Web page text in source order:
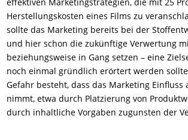
Herstellungskosten eines Films zu
sollte das Marketing bereits bei der
und hier schon die zukünftige Verwertung
beziehungsweise in Gang setzen – eine
noch einmal gründlich erörtert werden
Gefahr besteht, dass das Marketing Einfluss
nimmt, etwa durch Platzierung von
durch inhaltliche Vorgaben zugunsten der